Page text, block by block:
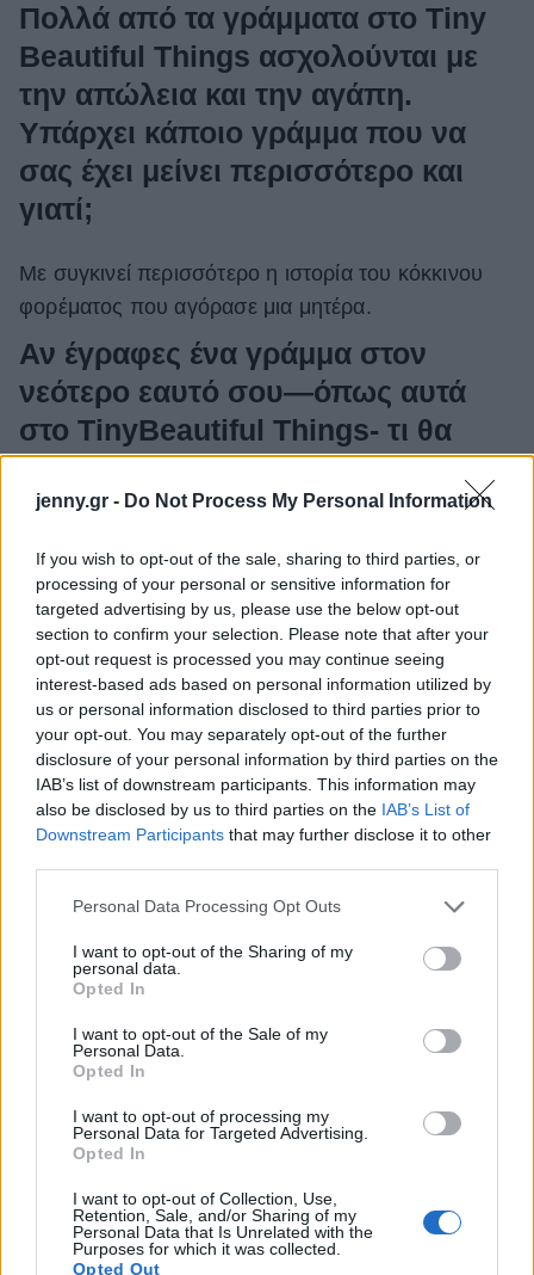
jenny.gr - Do Not Process My Personal Information
If you wish to opt-out of the sale, sharing to third parties, or
processing of your personal or sensitive information for
targeted advertising by us, please use the below opt-out
section to confirm your selection. Please note that after your
opt-out request is processed you may continue seeing
interest-based ads based on personal information utilized by
us or personal information disclosed to third parties prior to
your opt-out. You may separately opt-out of the further
disclosure of your personal information by third parties on the
IAB’s list of downstream participants. This information may
also be disclosed by us to third parties on the IAB’s List of
Downstream Participants that may further disclose it to other
Please note that this website/app uses one or more Google
not limited to your visit or usage behaviour. You may click to
grant or deny consent to Google and its third-party tags to
use your data for below specified purposes in below Google
consent section.
Personal Data Processing Opt Outs
I want to opt-out of the Sharing of my
personal data.
Opted In
I want to opt-out of the Sale of my
Personal Data.
Opted In
I want to opt-out of processing my
Personal Data for Targeted Advertising.
Opted In
I want to opt-out of Collection, Use,
Retention, Sale, and/or Sharing of my
Personal Data that Is Unrelated with the
Purposes for which it was collected.
Opted Out
Πολλά από τα γράμματα στο Tiny
Beautiful Things ασχολούνται με
την απώλεια και την αγάπη.
Υπάρχει κάποιο γράμμα που να
σας έχει μείνει περισσότερο και
γιατί;
Με συγκινεί περισσότερο η ιστορία του κόκκινου
φορέματος που αγόρασε μια μητέρα.
Αν έγραφες ένα γράμμα στον
νεότερο εαυτό σου—όπως αυτά
στο TinyBeautiful Things- τι θα
έλεγε;
Αυτό το θεατρικό έχει απήχηση
στο κοινό σε όλο τον κόσμο. Γιατί
ήταν σημαντικό για εσάς να φέρετε
το Tiny Beautiful Things στην
Ελλάδα και στα ελληνικά;
Είμαι τόσο πολύ δεμένη με τις ελληνικές μου ρίζες
και όταν αποφασίσαμε με το Σπύρο Κατσαγάνη
-που μετέφρασε και έκανε συν-σκηνοθεσία- να
ανεβάσουμε το έργο στην Αθήνα, ένιωσα αυτό το
Πιστεύω ότι είναι σημαντικό να αναλαμβάνουμε
καλλιτεχνικές δουλειές που μας βγάζουν από τη
ζώνη άνεση.